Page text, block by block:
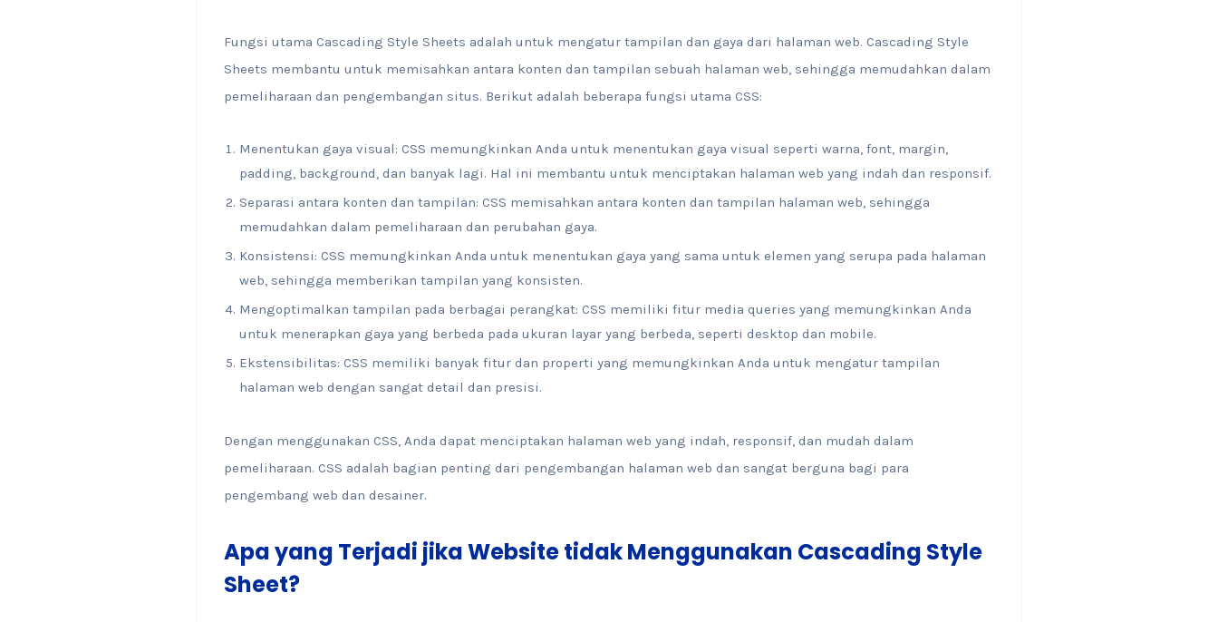
Fungsi utama Cascading Style Sheets adalah untuk mengatur tampilan dan gaya dari halaman web. Cascading Style
Sheets membantu untuk memisahkan antara konten dan tampilan sebuah halaman web, sehingga memudahkan dalam
pemeliharaan dan pengembangan situs. Berikut adalah beberapa fungsi utama CSS:
Menentukan gaya visual: CSS memungkinkan Anda untuk menentukan gaya visual seperti warna, font, margin,
padding, background, dan banyak lagi. Hal ini membantu untuk menciptakan halaman web yang indah dan responsif.
Separasi antara konten dan tampilan: CSS memisahkan antara konten dan tampilan halaman web, sehingga
memudahkan dalam pemeliharaan dan perubahan gaya.
Konsistensi: CSS memungkinkan Anda untuk menentukan gaya yang sama untuk elemen yang serupa pada halaman
web, sehingga memberikan tampilan yang konsisten.
Mengoptimalkan tampilan pada berbagai perangkat: CSS memiliki fitur media queries yang memungkinkan Anda
untuk menerapkan gaya yang berbeda pada ukuran layar yang berbeda, seperti desktop dan mobile.
Ekstensibilitas: CSS memiliki banyak fitur dan properti yang memungkinkan Anda untuk mengatur tampilan
halaman web dengan sangat detail dan presisi.
Dengan menggunakan CSS, Anda dapat menciptakan halaman web yang indah, responsif, dan mudah dalam
pemeliharaan. CSS adalah bagian penting dari pengembangan halaman web dan sangat berguna bagi para
pengembang web dan desainer.
Apa yang Terjadi jika Website tidak Menggunakan Cascading Style
Sheet?